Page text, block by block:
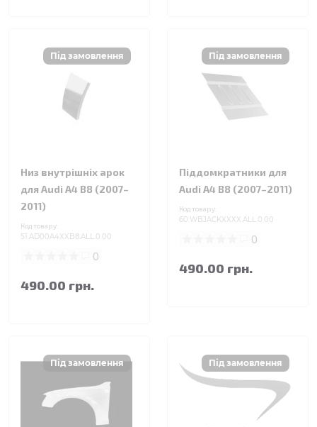
Низ внутрішніх арок
для Audi A4 B8 (2007–
2011)
Код товару:
51.AD00A4XXB8.ALL.0.00
0
490.00 грн.
Піддомкратники для
Audi A4 B8 (2007–2011)
Код товару:
60.WBJACKXXXX.ALL.0.00
0
490.00 грн.